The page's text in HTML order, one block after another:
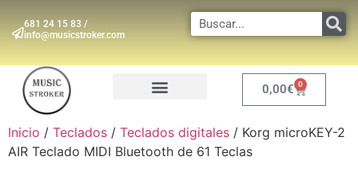
681 24 15 83 /
info@musicstroker.com
0,00€ 0
Inicio / Teclados / Teclados digitales / Korg microKEY-2
AIR Teclado MIDI Bluetooth de 61 Teclas